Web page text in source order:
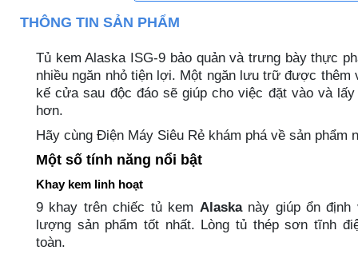
THÔNG TIN SẢN PHẨM
Tủ kem Alaska ISG-9 bảo quản và trưng bày thực
nhiều ngăn nhỏ tiện lợi. Một ngăn lưu trữ được thêm
kế cửa sau độc đáo sẽ giúp cho việc đặt vào và
hơn.
Hãy cùng Điện Máy Siêu Rẻ khám phá về sản phẩm
Một số tính năng nổi bật
Khay kem linh hoạt
9 khay trên chiếc tủ kem Alaskanày giúp ổn định
lượng sản phẩm tốt nhất. Lòng tủ thép sơn tĩnh
toàn.